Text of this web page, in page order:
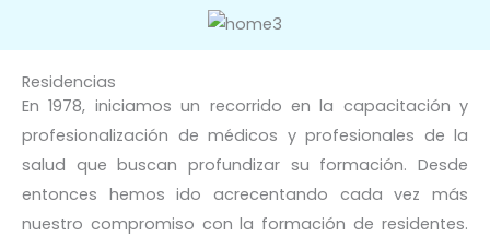
Residencias
En 1978, iniciamos un recorrido en la capacitación y
profesionalización de médicos y profesionales de la
salud que buscan profundizar su formación. Desde
entonces hemos ido acrecentando cada vez más
nuestro compromiso con la formación de residentes.